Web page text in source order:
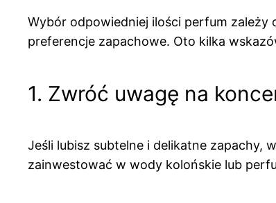
Wybór odpowiedniej ilości perfum
preferencje zapachowe. Oto kilka
1. Zwróć uwagę na
Jeśli lubisz subtelne i delikatne zapachy,
zainwestować w wody kolońskie lub